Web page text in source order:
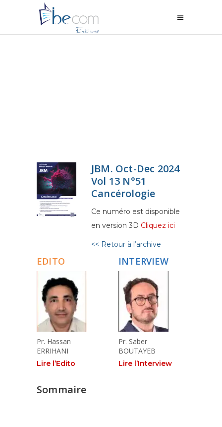
JBM. Oct-Dec 2024
Vol 13 N°51
Cancérologie
Ce numéro est disponible
en version 3D Cliquez ici
<< Retour à l’archive
EDITO
Pr. Hassan
ERRIHANI
Lire l’Edito
INTERVIEW
Pr. Saber
BOUTAYEB
Lire l’Interview
Sommaire